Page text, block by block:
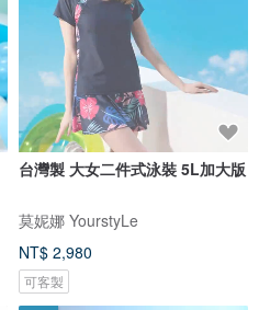
台灣製 大女二件式泳裝 5L加大版
莫妮娜 YourstyLe
NT$ 2,980
可客製